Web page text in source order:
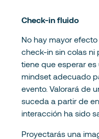
Check-in fluido
No hay mayor
check-in sin colas ni
tiene que esperar es
mindset adecuado
evento. Valorará de
suceda a partir de
interacción ha sido
Proyectarás una